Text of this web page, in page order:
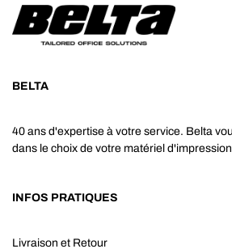
BELTA
40 ans d'expertise à votre service. Belta
dans le choix de votre matériel
INFOS PRATIQUES
Livraison et Retour